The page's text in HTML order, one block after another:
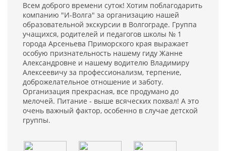
Всем доброго времени суток! Хотим поблагодарить
компанию "И-Волга" за организацию нашей
образовательной экскурсии в Волгограде. Группа
учащихся, родителей и педагогов школы № 1
города Арсеньева Приморского края выражает
особую признательность нашему гиду Жанне
Александровне и нашему водителю Владимиру
Алексеевичу за профессионализм, терпение,
доброжелательное отношение и заботу.
Организация прекрасная, все продумано до
мелочей. Питание - выше всяческих похвал! А это
очень важный фактор, особенно в случае детской
группы.